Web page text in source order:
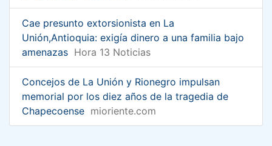
Cae presunto extorsionista en La
Unión,Antioquia: exigía dinero a una familia bajo
amenazas Hora 13 Noticias
Concejos de La Unión y Rionegro impulsan
memorial por los diez años de la tragedia de
Chapecoense mioriente.com